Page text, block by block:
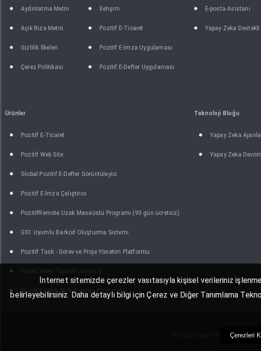
Aydınlatma Metni
Açık Rıza Metni
Gizlilik İlkeleri
Çerez Politikası
İletişim
Pozitif E-Ticaret
Pozitif E-İmza Uygulaması
Pozitif E-Defter Uygulaması
E-posta Asistanı
Yapay Zeka
Ürünler
Pozitif E-Ticaret
Pozitif Web Site
Global Pozitif E-Defter Görüntüleyici
Pozitif E-İmza Çalıştırıcı
PozitifRemote Uzak Masaüstü Programı (90 gün ücretsiz)
GS1 Uyumlu Barkod Oluşturma Sistemi
Pozitif Task - Görev ve Proje Yönetim Platformu
Pozitif Meet Toplantı Asistanı
Global Pozitif Akıllı Asistan Platformu
Teknoloji Bloğu
Yapay Zeka
Yapay Zeka
© 2026 Global Pozitif
İnternet sitemizde çerezler vasıtasıyla kişisel verileriniz
belirleyebilirsiniz. Daha detaylı bilgi için Çerez ve Diğer Tanımlama
Çerezleri